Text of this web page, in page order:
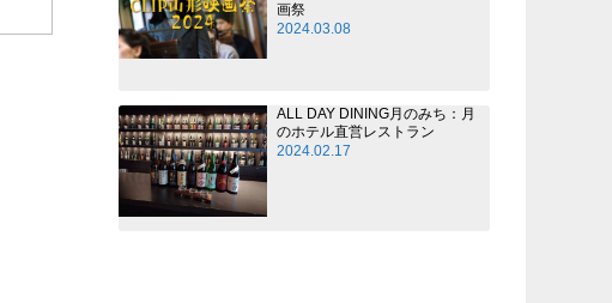
画祭
2024.03.08
ALL DAY DINING月のみち：月
のホテル直営レストラン
2024.02.17